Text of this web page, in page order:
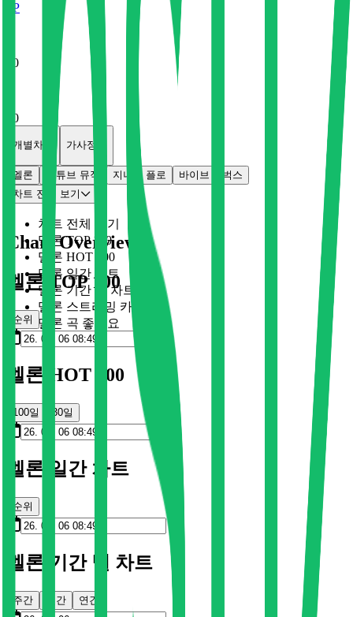
P
0
0
개별차트 가사정보
멜론 유튜브 뮤직 지니 플로 바이브
벅스
차트 전체 보기
차트 전체 보기
멜론 TOP 100
멜론 HOT 100
멜론 일간 차트
멜론 기간 별 차트
멜론 스트리밍 카드
멜론 곡 좋아요
Chart Overview
멜론 TOP 100
순위
멜론 HOT 100
100일 30일
멜론 일간 차트
순위
멜론 기간 별 차트
주간 월간 연간